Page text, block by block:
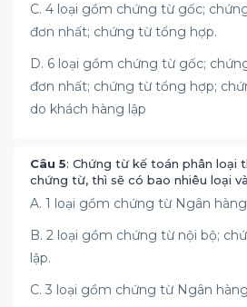
C. 4 loại gồm chứng từ gốc;
đơn nhất; chứng từ tổng hợp.
D. 6 loại gồm chứng từ gốc;
đơn nhất; chứng từ tổng hợp;
do khách hàng lập
Câu 5: Chứng từ kế toán phân loại
chứng từ, thì sẽ có bao nhiêu loại
A. 1 loại gồm chứng từ Ngân
B. 2 loại gồm chứng từ nội bộ;
lập.
C. 3 loại gồm chứng từ Ngân